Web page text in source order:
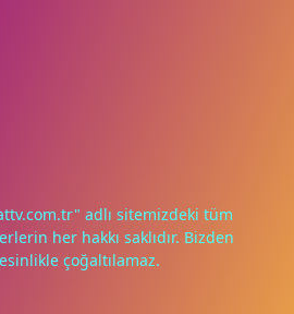
adlı sitemizdeki tüm
her hakkı saklıdır. Bizden
çoğaltılamaz.